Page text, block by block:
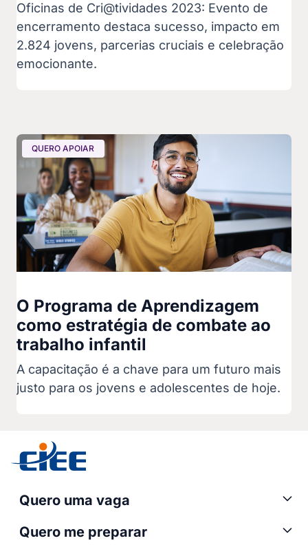
Oficinas de Cri@tividades 2023: Evento de
encerramento destaca sucesso, impacto em
2.824 jovens, parcerias cruciais e celebração
emocionante.
QUERO APOIAR
O Programa de Aprendizagem
como estratégia de combate ao
trabalho infantil
A capacitação é a chave para um futuro mais
justo para os jovens e adolescentes de hoje.
Quero uma vaga
Quero me preparar